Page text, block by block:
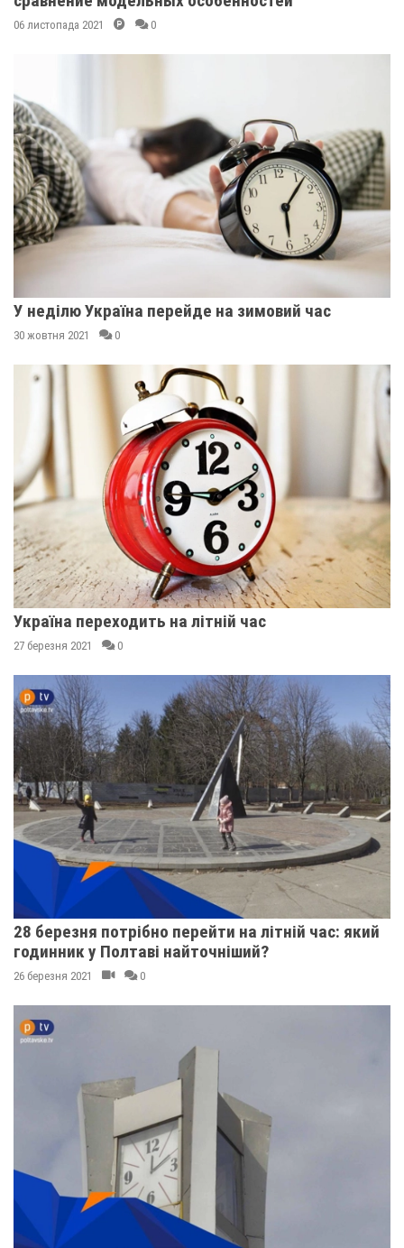
06 листопада 2021 0
У неділю Україна перейде на зимовий час
30 жовтня 2021 0
Україна переходить на літній час
27 березня 2021 0
28 березня потрібно перейти на літній час: який
годинник у Полтаві найточніший?
26 березня 2021 0